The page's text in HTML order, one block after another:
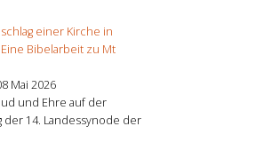
einer Kirche in
Bibelarbeit zu Mt
Mai 2026
und Ehre auf der
der 14. Landessynode der